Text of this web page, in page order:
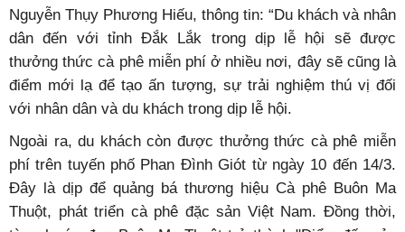
Nguyễn Thụy Phương Hiếu, thông tin: “Du khách và nhân
dân đến với tỉnh Đắk Lắk trong dịp lễ hội sẽ được
thưởng thức cà phê miễn phí ở nhiều nơi, đây sẽ cũng là
điểm mới lạ để tạo ấn tượng, sự trải nghiệm thú vị đối
với nhân dân và du khách trong dịp lễ hội.
Ngoài ra, du khách còn được thưởng thức cà phê miễn
phí trên tuyến phố Phan Đình Giót từ ngày 10 đến 14/3.
Đây là dịp để quảng bá thương hiệu Cà phê Buôn Ma
Thuột, phát triển cà phê đặc sản Việt Nam. Đồng thời,